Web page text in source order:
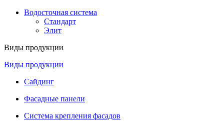
Водосточная система
Стандарт
Элит
Виды продукции
Виды продукции
Сайдинг
Фасадные панели
Система крепления фасадов